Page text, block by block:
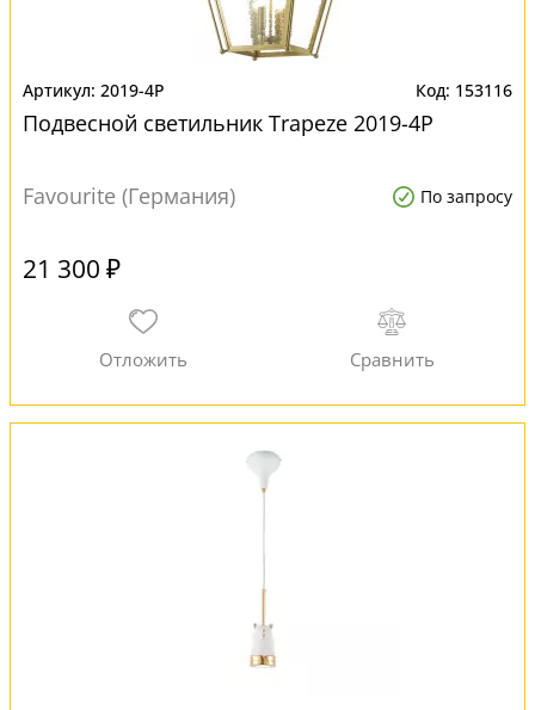
2019-4P 153116
Подвесной светильник Trapeze 2019-4P
Favourite (Германия) По запросу
21 300 ₽